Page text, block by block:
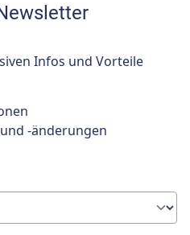
Infos und Vorteile
-änderungen